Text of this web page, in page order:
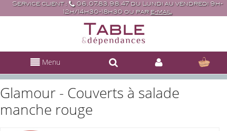
Service client :
06.07.83.98.47 du Lundi au vendredi 9h-
12h/14h30-18h30 ou par e-mail
Menu
Glamour - Couverts à salade
manche rouge